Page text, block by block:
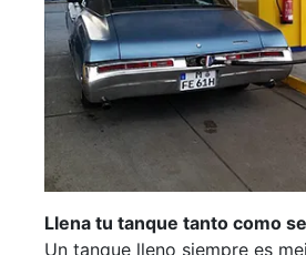
Llena tu tanque tanto como
Un tanque lleno siempre es